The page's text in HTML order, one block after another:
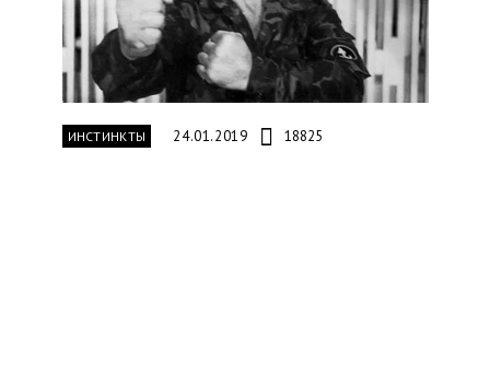
ИНСТИНКТЫ 24.01.2019 18825